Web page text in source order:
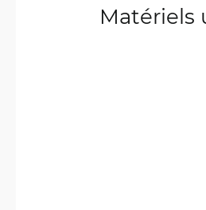
Matériels